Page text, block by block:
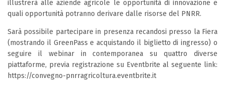
illustrerà alle aziende agricole le opportunità di innovazione e
quali opportunità potranno derivare dalle risorse del PNRR.
Sarà possibile partecipare in presenza recandosi presso la Fiera
(mostrando il GreenPass e acquistando il biglietto di ingresso) o
seguire il webinar in contemporanea su quattro diverse
piattaforme, previa registrazione su Eventbrite al seguente link:
https://convegno-pnrragricoltura.eventbrite.it